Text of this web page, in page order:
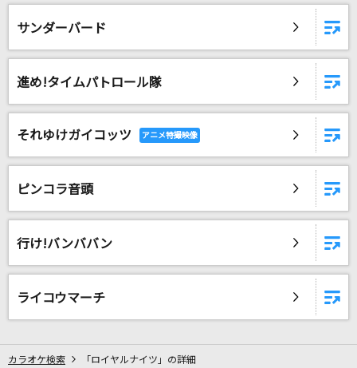
ビビデバ
秋がくれた切符
Mr.Children
Answer
家入レオ
ハネウマライダー
サンダーバード
進め!タイムパトロール隊
それゆけガイコッツ
ピンコラ音頭
行け!バンババン
ライコウマーチ
カラオケ検索 「ロイヤルナイツ」の詳細